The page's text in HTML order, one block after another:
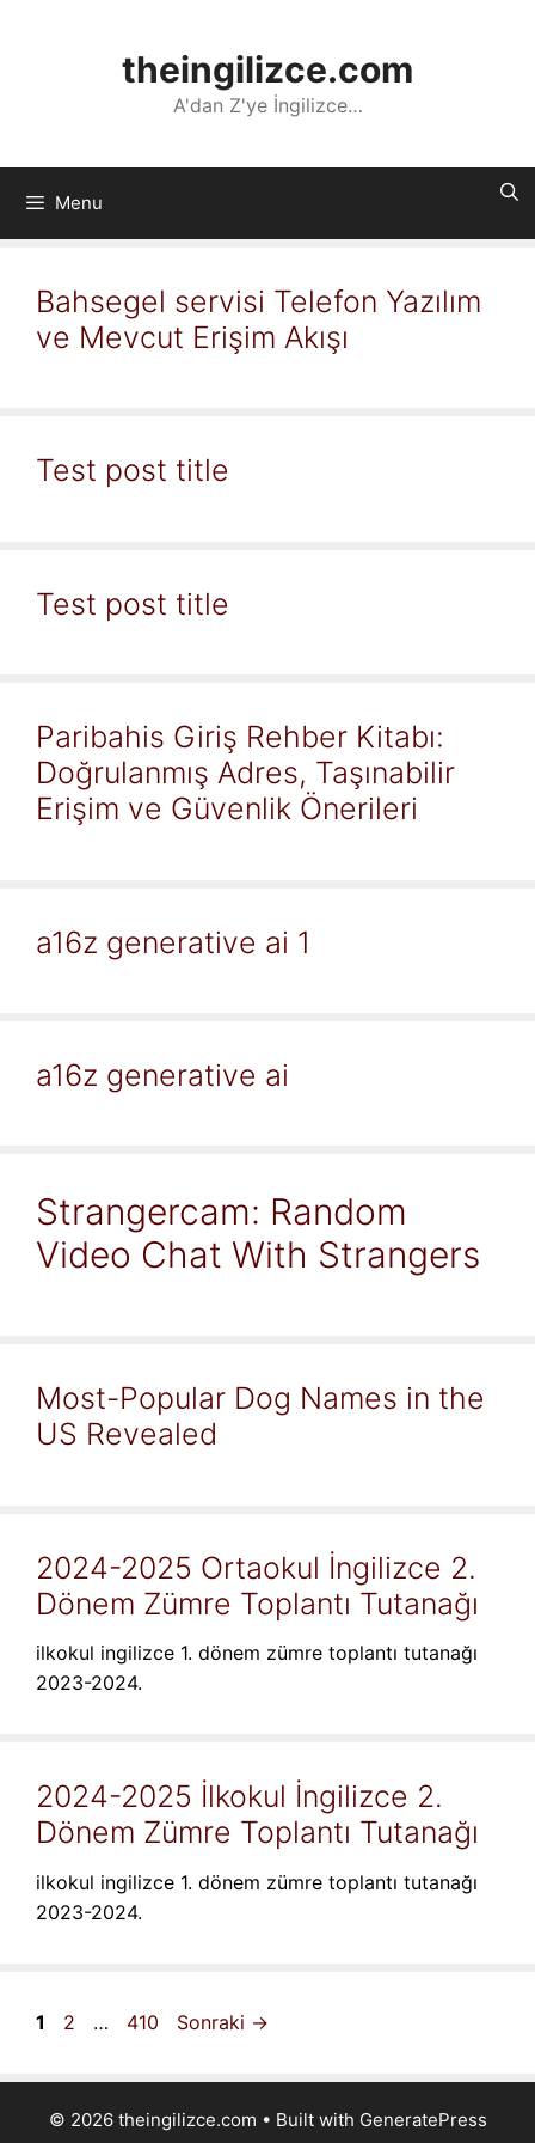
theingilizce.com
A'dan Z'ye İngilizce…
Menu
Bahsegel servisi Telefon Yazılım
ve Mevcut Erişim Akışı
Test post title
Test post title
Paribahis Giriş Rehber Kitabı:
Doğrulanmış Adres, Taşınabilir
Erişim ve Güvenlik Önerileri
a16z generative ai 1
a16z generative ai
Strangercam: Random
Video Chat With Strangers
Most-Popular Dog Names in the
US Revealed
2024-2025 Ortaokul İngilizce 2.
Dönem Zümre Toplantı Tutanağı
ilkokul ingilizce 1. dönem zümre toplantı tutanağı
2023-2024.
2024-2025 İlkokul İngilizce 2.
Dönem Zümre Toplantı Tutanağı
ilkokul ingilizce 1. dönem zümre toplantı tutanağı
2023-2024.
Sayfa
1 Sayfa
2 … Sayfa
410 Sonraki →
© 2026 theingilizce.com • Built with GeneratePress